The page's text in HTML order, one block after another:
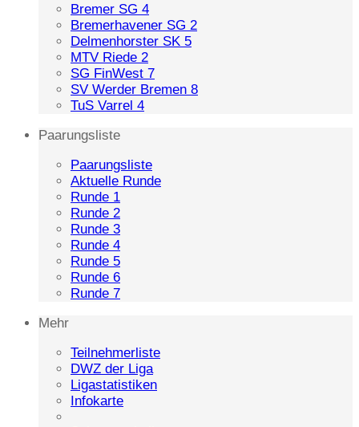
Bremer SG 4
Bremerhavener SG 2
Delmenhorster SK 5
MTV Riede 2
SG FinWest 7
SV Werder Bremen 8
TuS Varrel 4
Paarungsliste
Paarungsliste
Aktuelle Runde
Runde 1
Runde 2
Runde 3
Runde 4
Runde 5
Runde 6
Runde 7
Mehr
Teilnehmerliste
DWZ der Liga
Ligastatistiken
Infokarte